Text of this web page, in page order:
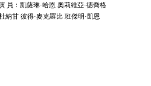
員：凱薩琳·哈恩 奧莉維亞·德喬格
納甘 彼得·麥克羅比 班傑明·凱恩